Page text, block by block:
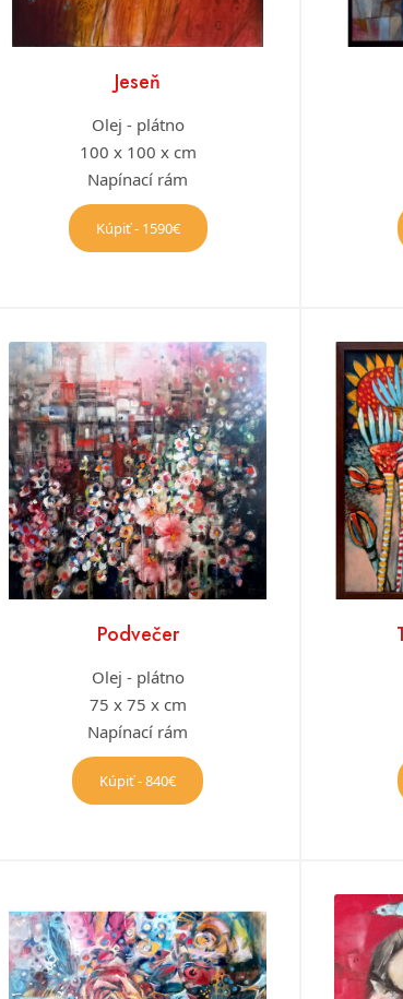
Jeseň
Olej - plátno
100 x 100 x cm
Napínací rám
Kúpiť - 1590€
Podvečer
Olej - plátno
75 x 75 x cm
Napínací rám
Kúpiť - 840€